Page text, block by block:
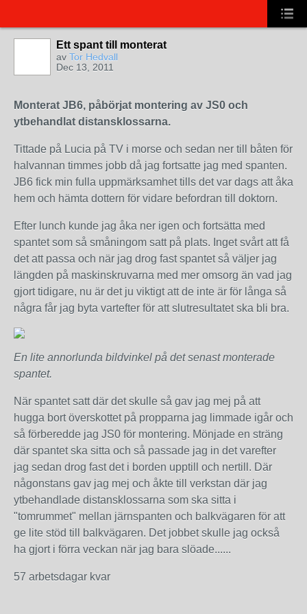
Ett spant till monterat
av Tor Hedvall
Dec 13, 2011
Monterat JB6, påbörjat montering av JS0 och
ytbehandlat distansklossarna.
Tittade på Lucia på TV i morse och sedan ner till båten för
halvannan timmes jobb då jag fortsatte jag med spanten.
JB6 fick min fulla uppmärksamhet tills det var dags att åka
hem och hämta dottern för vidare befordran till doktorn.
Efter lunch kunde jag åka ner igen och fortsätta med
spantet som så småningom satt på plats. Inget svårt att få
det att passa och när jag drog fast spantet så väljer jag
längden på maskinskruvarna med mer omsorg än vad jag
gjort tidigare, nu är det ju viktigt att de inte är för långa så
några får jag byta vartefter för att slutresultatet ska bli bra.
En lite annorlunda bildvinkel på det senast monterade
spantet.
När spantet satt där det skulle så gav jag mej på att
hugga bort överskottet på propparna jag limmade igår och
så förberedde jag JS0 för montering. Mönjade en sträng
där spantet ska sitta och så passade jag in det varefter
jag sedan drog fast det i borden upptill och nertill. Där
någonstans gav jag mej och åkte till verkstan där jag
ytbehandlade distansklossarna som ska sitta i
"tomrummet" mellan järnspanten och balkvägaren för att
ge lite stöd till balkvägaren. Det jobbet skulle jag också
ha gjort i förra veckan när jag bara slöade......
57 arbetsdagar kvar